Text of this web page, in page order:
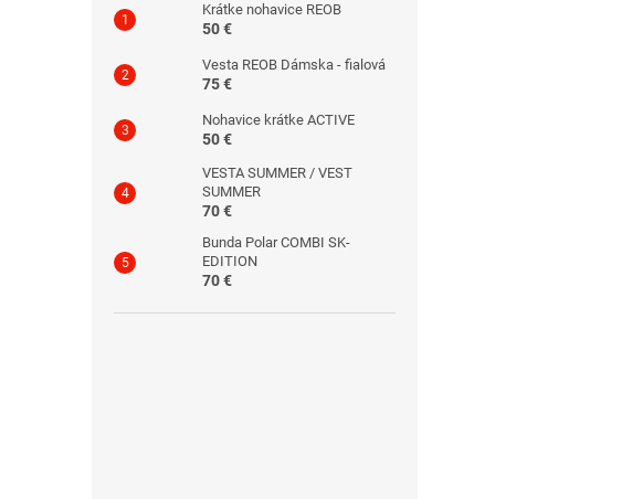
Krátke nohavice REOB
50 €
Vesta REOB Dámska - fialová
75 €
Nohavice krátke ACTIVE
50 €
VESTA SUMMER / VEST
SUMMER
70 €
Bunda Polar COMBI SK-
EDITION
70 €